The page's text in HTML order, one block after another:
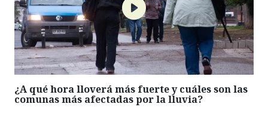
¿A qué hora lloverá más fuerte y cuáles son las
comunas más afectadas por la lluvia?